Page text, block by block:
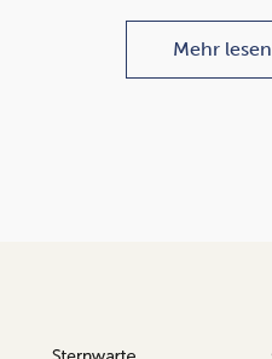
Mehr lesen